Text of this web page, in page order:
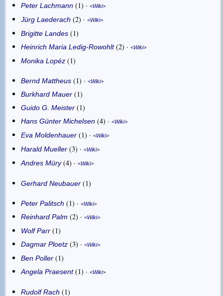
Peter Lachmann 1 · Wiki
Jürg Laederach 2 · Wiki
Brigitte Landes 1
Heinrich Maria Ledig-Rowohlt 2 · Wiki
Monika Lopéz 1
Bernd Mattheus 1 · Wiki
Burkhard Mauer 1
Guido G. Meister 1
Hans Günter Michelsen 4 · Wiki
Eva Moldenhauer 1 · Wiki
Harald Mueller 3 · Wiki
Andres Müry 4 · Wiki
Gerhard Neubauer 1
Peter Palitsch 1 · Wiki
Reinhard Palm 2 · Wiki
Wolf Parr 1
Dagmar Ploetz 3 · Wiki
Ben Poller 1
Angela Praesent 1 · Wiki
Rudolf Rach 1